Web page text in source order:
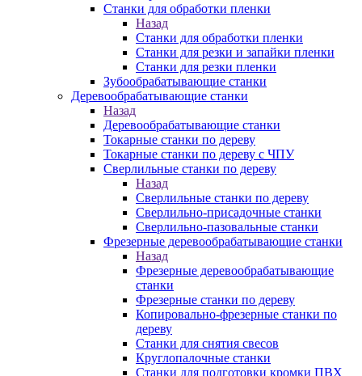
Станки для обработки пленки
Назад
Станки для обработки пленки
Станки для резки и запайки пленки
Станки для резки пленки
Зубообрабатывающие станки
Деревообрабатывающие станки
Назад
Деревообрабатывающие станки
Токарные станки по дереву
Токарные станки по дереву с ЧПУ
Сверлильные станки по дереву
Назад
Сверлильные станки по дереву
Сверлильно-присадочные станки
Сверлильно-пазовальные станки
Фрезерные деревообрабатывающие станки
Назад
Фрезерные деревообрабатывающие
станки
Фрезерные станки по дереву
Копировально-фрезерные станки по
дереву
Станки для снятия свесов
Круглопалочные станки
Станки для подготовки кромки ПВХ